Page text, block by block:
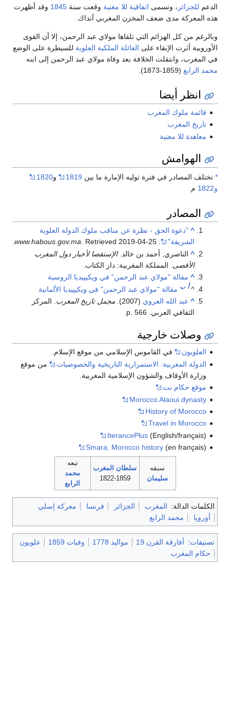
الدعم للجزائر ، وتسمى اتفاقية للا مغنية وقعت سنة 1845 وقد أظهرت
هذه المعركة مدى ضعف المخزن المغربي آنداك.
وبالرغم من كل الهزائم التي تلقاها مولاي عبد الرحمن، إلا أن القوى
الأوروبية آثرت الإبقاء على العائلة الملكية العلوية للسيطرة على الوضع
في المغرب، وانتقلت الخلافة بعد وفاة مولاي عبد الرحمن إلى ابنه
محمد الرابع (1859-1873).
انظر أيضا
قائمة ملوك المغرب
تاريخ المغرب
معاهدة للا مغنية
الهوامش
* تختلف المصادر في فترة توليه الإمارة ما بين 1819 و1820
و1822
م.
المصادر
^ "دعوة الحق - نظرة عن مناقب ملوك الدولة العلوية
الشريفة"
.
www.habous.gov.ma. Retrieved2019-04-25
.
^ الناصري, أحمد بن خالد.الإستقصا لأخبار دول المغرب
الأقصى . المملكة المغربية: دار الكتاب.
^ مقالة "مولاي عبد الرحمن" في ويكيپيديا الروسية
^أ ب مقالة "مولاي عبد الرحمن" في ويكيپيديا الألمانية
^ عبد الله العروي (2007). مجمل تاريخ المغرب . المركز
الثقافي العربي. p. 566.
وصلات خارجية
العلويون
في القاموس الإسلامي من موقع الإسلام.
الدولة المغربية: الاستمرارية التاريخية والخصوصيات
من موقع
وزارة الأوقاف والشؤون الإسلامية المغربية.
موقع حكام نت
Morocco Alaoui dynasty
History of Morocco
Travel in Morocco
IterancePlus(English/français)
Smara, Morocco history(en français)
سبقه
سليمان
سلطان المغرب
1822-1859
تبعه
محمد
الرابع
الكلمات الدالة: المغرب الجزائر فرنسا
معركة إسلي
أوروپا
محمد الرابع
تصنيفات: أفارقة القرن 19 مواليد 1778 وفيات 1859
علويون
حكام المغرب